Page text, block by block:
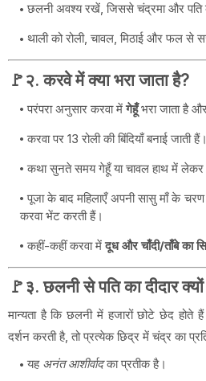
छलनी अवश्य रखें, जिससे चंद्रमा और पति
थाली को रोली, चावल, मिठाई और फल से
🚩२. करवे में क्या भरा जाता है?
परंपरा अनुसार करवा मेंगेहूँभरा जाता है
करवा पर 13 रोली की बिंदियाँ बनाई जाती हैं।
कथा सुनते समय गेहूँ या चावल हाथ में लेकर
पूजा के बाद महिलाएँ अपनी सासु माँ के
करवा भेंट करती हैं।
कहीं-कहीं करवा मेंदूध और चाँदी/ताँबे का
🚩३. छलनी से पति का दीदार
मान्यता है कि छलनी में हजारों छोटे छेद होते
दर्शन करती है, तो प्रत्येक छिद्र में चंद्र का
यह अनंत आशीर्वादका प्रतीक है।